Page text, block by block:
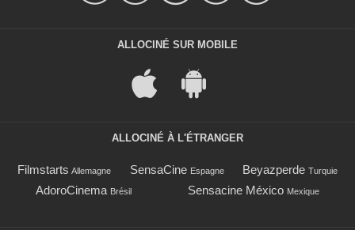
ALLOCINÉ SUR MOBILE
ALLOCINÉ À L'ÉTRANGER
Filmstarts Allemagne SensaCine Espagne Beyazperde Turquie
AdoroCinema Brésil Sensacine México Mexique